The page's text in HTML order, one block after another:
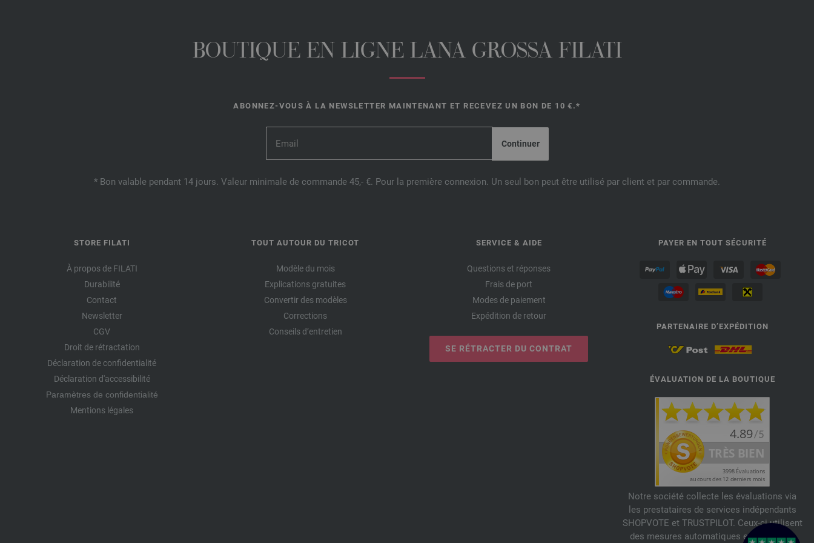
BOUTIQUE EN LIGNE LANA GROSSA FILATI
ABONNEZ-VOUS À LA NEWSLETTER MAINTENANT ET RECEVEZ UN BON DE 10 €.*
* Bon valable pendant 14 jours. Valeur minimale de commande 45,- €. Pour la première connexion. Un seul bon peut être utilisé par client et par commande.
STORE FILATI
À propos de FILATI
Durabilité
Contact
Newsletter
CGV
Droit de rétractation
Déclaration de confidentialité
Déclaration d'accessibilité
Paramètres de confidentialité
Mentions légales
TOUT AUTOUR DU TRICOT
Modèle du mois
Explications gratuites
Convertir des modèles
Corrections
Conseils d’entretien
SERVICE & AIDE
Questions et réponses
Frais de port
Modes de paiement
Expédition de retour
SE RÉTRACTER DU CONTRAT
PAYER EN TOUT SÉCURITÉ
PARTENAIRE D’EXPÉDITION
ÉVALUATION DE LA BOUTIQUE
Notre société collecte les évaluations via
les prestataires de services indépendants
SHOPVOTE et TRUSTPILOT. Ceux-ci utilisent
des mesures automatiques et manuelles